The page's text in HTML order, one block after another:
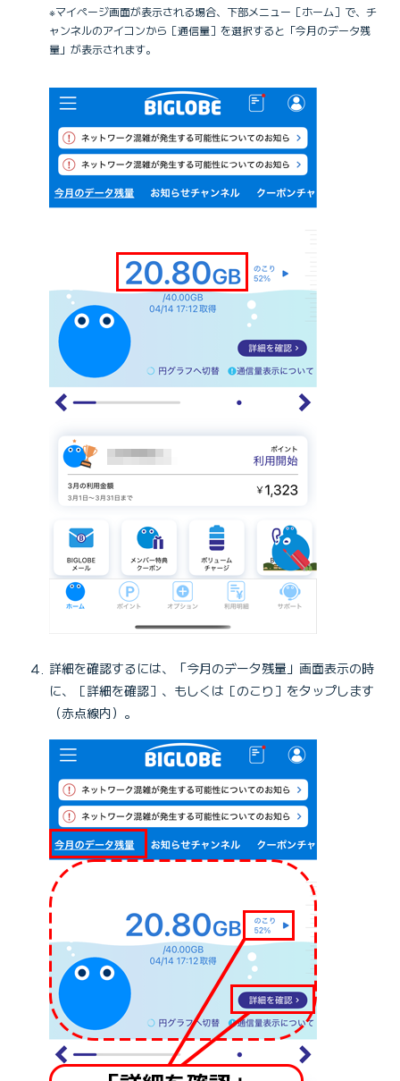
※マイページ画面が表示される場合、下部メニュー［ホーム］で、チ
ャンネルのアイコンから［通信量］を選択すると「今月のデータ残
量」が表示されます。
詳細を確認するには、「今月のデータ残量」画面表示の時
に、［詳細を確認］、もしくは［のこり］をタップします
（赤点線内）。